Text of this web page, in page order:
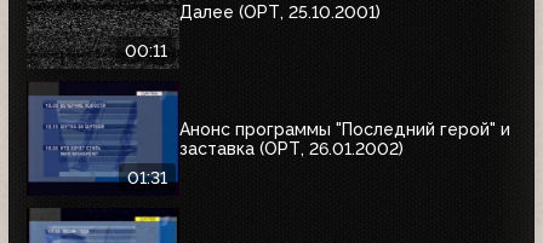
00:11
Далее (ОРТ, 25.10.2001)
01:31
Анонс программы "Последний герой" и
заставка (ОРТ, 26.01.2002)